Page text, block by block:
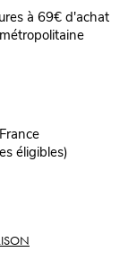
à 69€ d'achat
éligibles)